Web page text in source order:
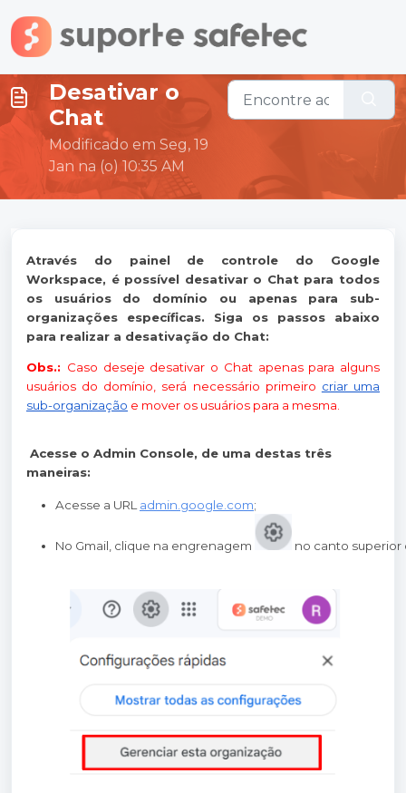
Ir para o conteúdo principal
Desativar o
Chat
Modificado em Seg, 19
Jan na (o) 10:35 AM
Através do painel de controle do Google
Workspace, é possível desativar o Chat para todos
os usuários do domínio ou apenas para sub-
organizações específicas. Siga os passos abaixo
para realizar a desativação do Chat:
Obs.: Caso deseje desativar o Chat apenas para alguns
usuários do domínio, será necessário primeiro criar uma
sub-organização e mover os usuários para a mesma.
Acesse o Admin Console, de uma destas três
maneiras:
Acesse a URL admin.google.com;
No Gmail, clique na engrenagem no canto superior